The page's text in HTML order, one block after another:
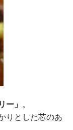
ー」
。
りとした芯のあ